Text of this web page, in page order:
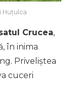
Crucea,
în inima
Priveliștea
cuceri